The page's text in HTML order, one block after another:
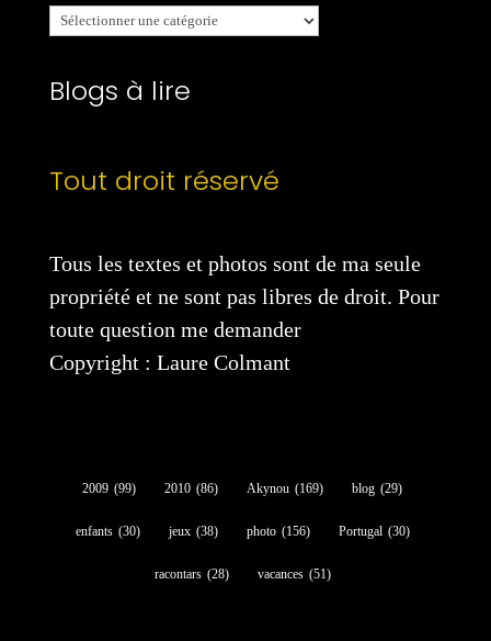
Mes
catégories
Blogs à lire
Tout droit réservé
Tous les textes et photos sont de ma seule
propriété et ne sont pas libres de droit. Pour
toute question me demander
Copyright : Laure Colmant
2009 (99) 2010 (86) Akynou (169) blog (29)
enfants (30) jeux (38) photo (156) Portugal (30)
racontars (28) vacances (51)